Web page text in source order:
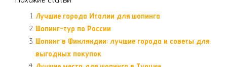
Лучшие города Италии для шопинга
Шопинг-тур по России
Шопинг в Финляндии: лучшие города и советы для
выгодных покупок